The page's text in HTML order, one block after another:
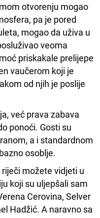
otvorenju mogao
pa je pored
mogao da uživa u
veoma
priskakale prelijepe
vaučerom koji je
od njih je poslije
već prava zabava
ponoći. Gosti su
a i standardnom
osoblje.
možete vidjeti u
koji su uljepšali sam
Cerovina, Selver
Hadžić. A naravno sa